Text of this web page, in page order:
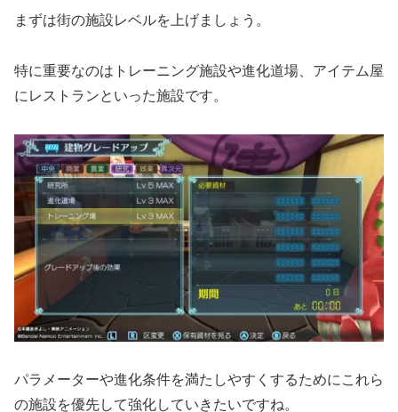
まずは街の施設レベルを上げましょう。
特に重要なのはトレーニング施設や進化道場、アイテム屋
にレストランといった施設です。
パラメーターや進化条件を満たしやすくするためにこれら
の施設を優先して強化していきたいですね。